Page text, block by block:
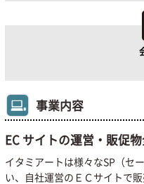
事業内容
EC サイトの運営・販促
イタミアートは様々なSP（セ
い、自社運営のＥＣサイトで